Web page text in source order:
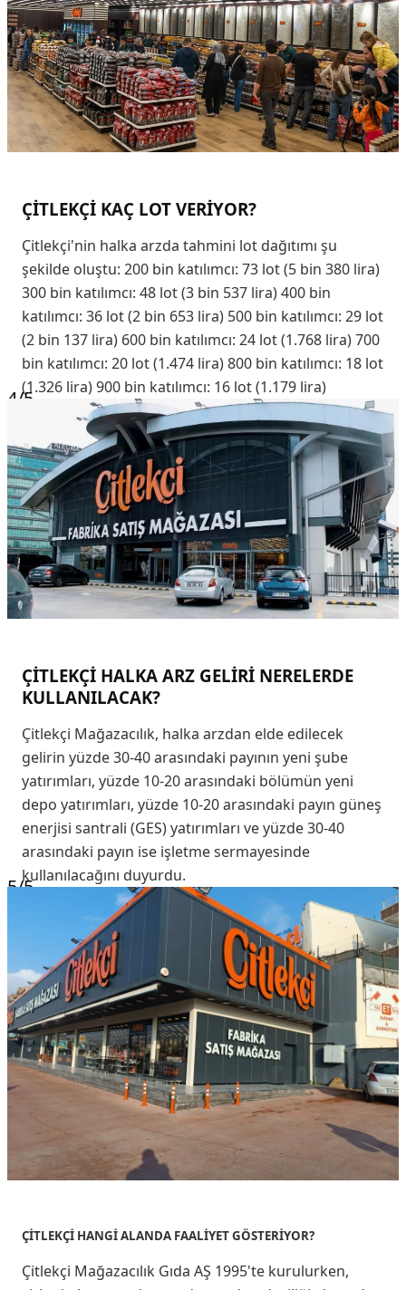
ÇİTLEKÇİ KAÇ LOT VERİYOR?
Çitlekçi'nin halka arzda tahmini lot dağıtımı şu
şekilde oluştu: 200 bin katılımcı: 73 lot (5 bin 380 lira)
300 bin katılımcı: 48 lot (3 bin 537 lira) 400 bin
katılımcı: 36 lot (2 bin 653 lira) 500 bin katılımcı: 29 lot
(2 bin 137 lira) 600 bin katılımcı: 24 lot (1.768 lira) 700
bin katılımcı: 20 lot (1.474 lira) 800 bin katılımcı: 18 lot
(1.326 lira) 900 bin katılımcı: 16 lot (1.179 lira)
4/5
ÇİTLEKÇİ HALKA ARZ GELİRİ NERELERDE
KULLANILACAK?
Çitlekçi Mağazacılık, halka arzdan elde edilecek
gelirin yüzde 30-40 arasındaki payının yeni şube
yatırımları, yüzde 10-20 arasındaki bölümün yeni
depo yatırımları, yüzde 10-20 arasındaki payın güneş
enerjisi santrali (GES) yatırımları ve yüzde 30-40
arasındaki payın ise işletme sermayesinde
kullanılacağını duyurdu.
5/5
ÇİTLEKÇİ HANGİ ALANDA FAALİYET GÖSTERİYOR?
Çitlekçi Mağazacılık Gıda AŞ 1995'te kurulurken,